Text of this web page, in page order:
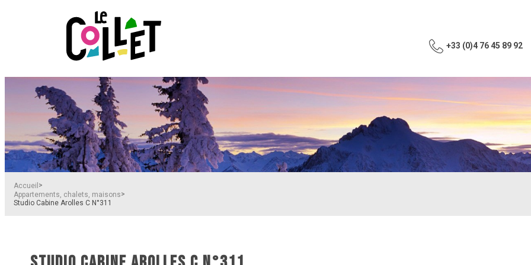
+33 (0)4 76 45 89 92
Accueil >
Appartements, chalets, maisons>
Studio Cabine Arolles C N°311